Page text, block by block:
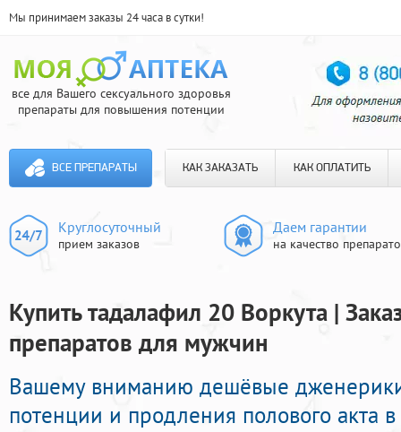
Мы принимаем заказы 24 часа в сутки!
все для Вашего сексуального здоровья
препараты для повышения потенции
ВСЕ ПРЕПАРАТЫ КАК ЗАКАЗАТЬ КАК ОПЛАТИТЬ
Круглосуточный
прием заказов
Даем гарантии
на качество
Купить тадалафил 20 Воркута |
препаратов для мужчин
Вашему вниманию дешёвые
потенции и продления полового акта